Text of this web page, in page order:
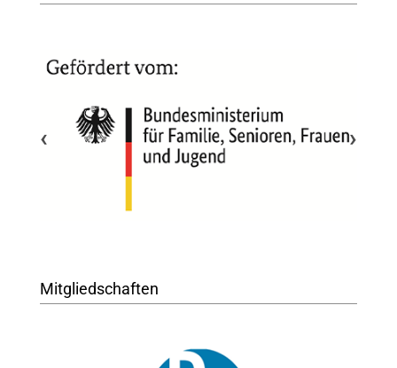
‹ ›
Mitgliedschaften